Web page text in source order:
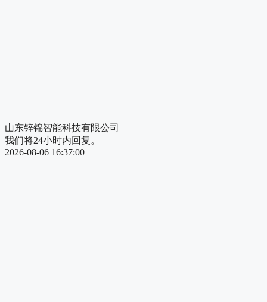
山东锌锦智能科技有限公司
我们将24小时内回复。
2026-08-06 16:37:00